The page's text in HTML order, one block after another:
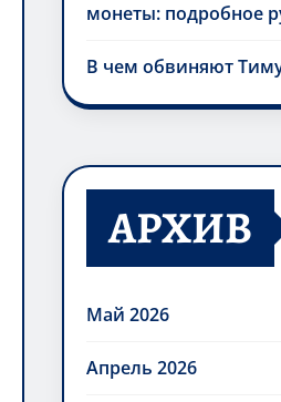
монеты: подробное
В чем обвиняют
АРХИВ
Май 2026
Апрель 2026